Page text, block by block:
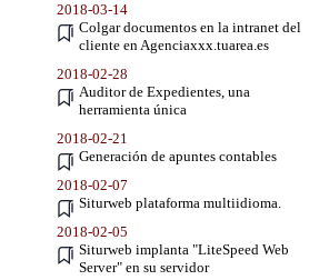
2018-03-14
Colgar documentos en la intranet del
cliente en Agenciaxxx.tuarea.es
2018-02-28
Auditor de Expedientes, una
herramienta única
2018-02-21
Generación de apuntes contables
2018-02-07
Siturweb plataforma multiidioma.
2018-02-05
Siturweb implanta "LiteSpeed Web
Server" en su servidor